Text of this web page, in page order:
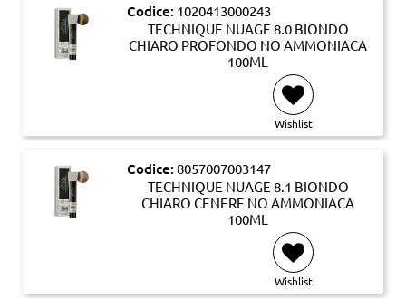
Codice: 1020413000243
TECHNIQUE NUAGE 8.0 BIONDO
CHIARO PROFONDO NO AMMONIACA
100ML
Wishlist
Codice: 8057007003147
TECHNIQUE NUAGE 8.1 BIONDO
CHIARO CENERE NO AMMONIACA
100ML
Wishlist